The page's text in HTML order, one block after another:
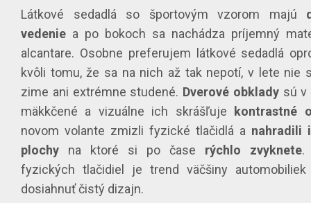
Látkové sedadlá so športovým vzorom majú
vedenie a po bokoch sa nachádza príjemný
alcantare. Osobne preferujem látkové sedadlá
kvôli tomu, že sa na nich až tak nepotí, v lete nie
zime ani extrémne studené. Dverové obkladysú v
mäkkčené a vizuálne ich skrášľuje kontrastné
novom volante zmizli fyzické tlačidlá a nahradili
plochy na ktoré si po čase rýchlo zvyknete.
fyzických tlačidiel je trend väčšiny
dosiahnuť čistý dizajn.